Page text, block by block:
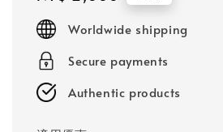
price
Worldwide shipping
Secure payments
Authentic products